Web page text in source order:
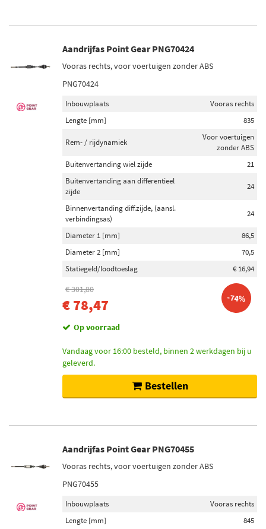
Aandrijfas Point Gear PNG70424
Vooras rechts, voor voertuigen zonder ABS
PNG70424
Inbouwplaats
Vooras rechts
Lengte [mm]
835
Rem- / rijdynamiek
Voor voertuigen
zonder ABS
Buitenvertanding wiel zijde
21
Buitenvertanding aan differentieel
zijde
24
Binnenvertanding diff.zijde, (aansl.
verbindingsas)
24
Diameter 1 [mm]
86,5
Diameter 2 [mm]
70,5
Statiegeld/loodtoeslag
€ 16,94
€ 301,80
€ 78,47 -74%
Op voorraad
Vandaag voor 16:00 besteld, binnen 2 werkdagen bij u
geleverd.
Bestellen
Aandrijfas Point Gear PNG70455
Vooras rechts, voor voertuigen zonder ABS
PNG70455
Inbouwplaats
Vooras rechts
Lengte [mm]
845